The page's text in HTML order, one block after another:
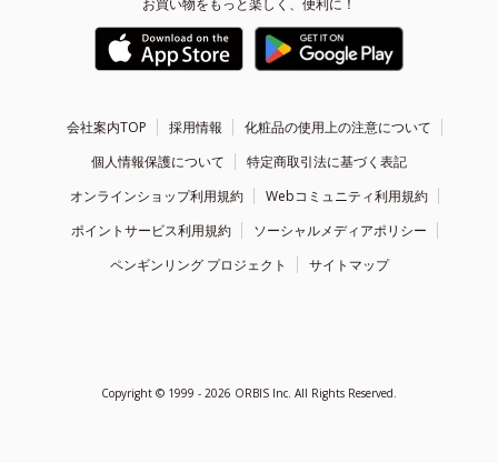
お買い物をもっと楽しく、便利に！
会社案内TOP 採用情報
化粧品の使用上の注意について
個人情報保護について
特定商取引法に基づく表記
オンラインショップ利用規約
Webコミュニティ利用規約
ポイントサービス利用規約
ソーシャルメディアポリシー
ペンギンリング プロジェクト
サイトマップ
Copyright © 1999 - 2026 ORBIS Inc. All Rights Reserved.